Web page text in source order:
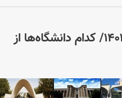
رتبه‌های جهانی آموزش عالی ایران در ۱۴۰۲/ کدام دانشگاه‌ها از